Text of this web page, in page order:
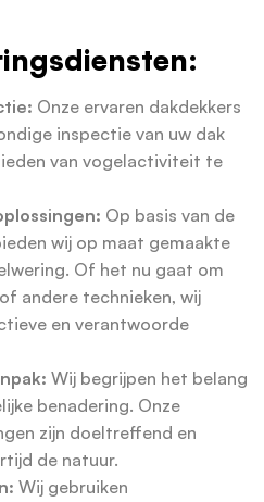
Onze ervaren dakdekkers
inspectie van uw dak
van vogelactiviteit te
Op basis van de
wij op maat gemaakte
Of het nu gaat om
andere technieken, wij
en verantwoorde
Wij begrijpen het belang
benadering. Onze
zijn doeltreffend en
de natuur.
Wij gebruiken